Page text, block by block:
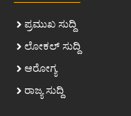
ಪ್ರಮುಖ ಸುದ್ದಿ
ಲೋಕಲ್ ಸುದ್ದಿ
ಆರೋಗ್ಯ
ರಾಜ್ಯ ಸುದ್ದಿ